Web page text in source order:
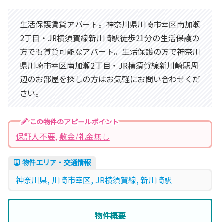
生活保護賃貸アパート。神奈川県川崎市幸区南加瀬
2丁目・JR横須賀線新川崎駅徒歩21分の生活保護の
方でも賃貸可能なアパート。生活保護の方で神奈川
県川崎市幸区南加瀬2丁目・JR横須賀線新川崎駅周
辺のお部屋を探しの方はお気軽にお問い合わせくだ
さい。
この物件のアピールポイント
保証人不要, 敷金/礼金無し
物件エリア・交通情報
神奈川県, 川崎市幸区, JR横須賀線, 新川崎駅
物件概要